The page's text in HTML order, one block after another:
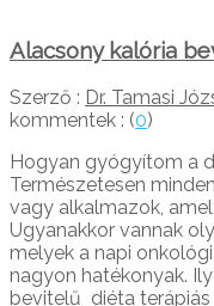
Alacsony kalória
Szerző : Dr. Tamasi
kommentek : (0)
Hogyan gyógyítom a
Természetesen
vagy alkalmazok,
Ugyanakkor vannak
melyek a napi
nagyon hatékonyak.
bevitelű diéta